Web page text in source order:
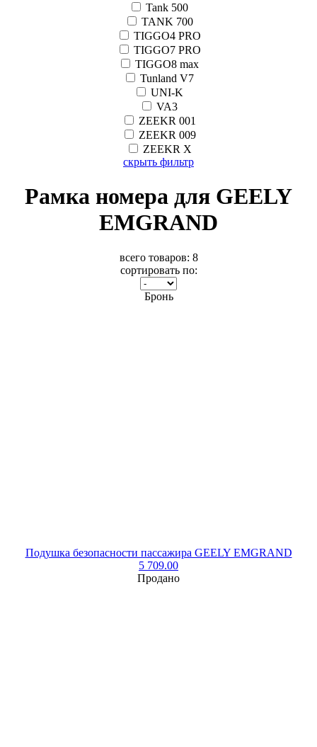
Tank 500
TANK 700
TIGGO4 PRO
TIGGO7 PRO
TIGGO8 max
Tunland V7
UNI-K
VA3
ZEEKR 001
ZEEKR 009
ZEEKR X
скрыть фильтр
Рамка номера для GEELY
EMGRAND
всего товаров: 8
сортировать по:
Бронь
Подушка безопасности пассажира GEELY EMGRAND
5 709.00
Продано